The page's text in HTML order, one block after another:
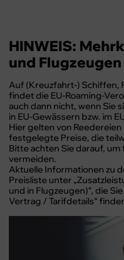
HINWEIS:
und Flugzeugen
Auf (Kreuzfahrt-) Schiffen,
findet die EU-Roaming-
auch dann nicht, wenn Sie
in EU-Gewässern bzw. im
Hier gelten von
festgelegte Preise, die
Bitte achten Sie darauf,
vermeiden.
Aktuelle Informationen zu
Preisliste unter
und in Flugzeugen)“, die
Vertrag / Tarifdetails“